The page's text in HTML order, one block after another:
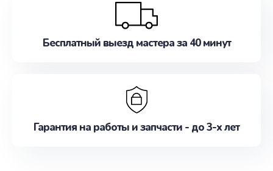
Бесплатный выезд мастера за 40 минут
Гарантия на работы и запчасти - до 3-х лет